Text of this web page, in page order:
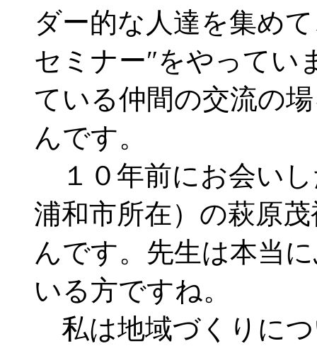
ダー的な人達を集め
セミナー″をやってい
ている仲間の交流の
んです。
１０年前にお会い
浦和市所在）の萩原
んです。先生は本当
いる方ですね。
私は地域づくりに